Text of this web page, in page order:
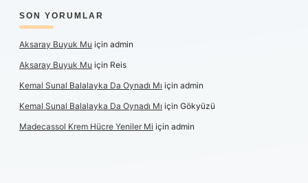
SON YORUMLAR
Aksaray Buyuk Mu için admin
Aksaray Buyuk Mu için Reis
Kemal Sunal Balalayka Da Oynadı Mı için admin
Kemal Sunal Balalayka Da Oynadı Mı için Gökyüzü
Madecassol Krem Hücre Yeniler Mi için admin